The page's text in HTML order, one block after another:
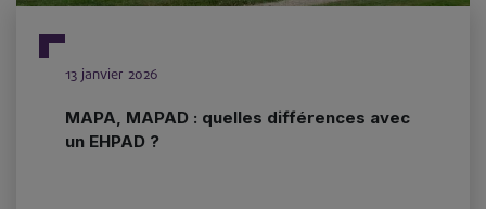
13 janvier 2026
MAPA, MAPAD : quelles différences avec
un EHPAD ?